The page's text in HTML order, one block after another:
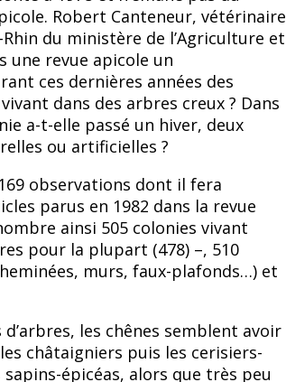
Robert Canteneur, vétérinaire
du ministère de l’Agriculture et
une revue apicole un
ces dernières années des
dans des arbres creux ? Dans
a-t-elle passé un hiver, deux
ou artificielles ?
observations dont il fera
parus en 1982 dans la revue
ainsi 505 colonies vivant
pour la plupart (478) –, 510
murs, faux-plafonds…) et
les chênes semblent avoir
châtaigniers puis les cerisiers-
épicéas, alors que très peu